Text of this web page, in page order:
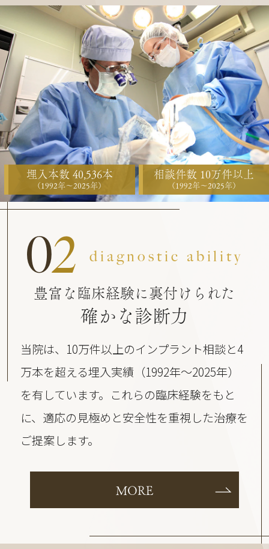
埋入本数 40,536本
（1992年〜2025年）
相談件数 10万件以上
（1992年〜2025年）
02 diagnostic ability
豊富な臨床経験に裏付けられた
確かな診断力
当院は、10万件以上のインプラント相談と4
万本を超える埋入実績（1992年〜2025年）
を有しています。これらの臨床経験をもと
に、適応の見極めと安全性を重視した治療を
ご提案します。
MORE